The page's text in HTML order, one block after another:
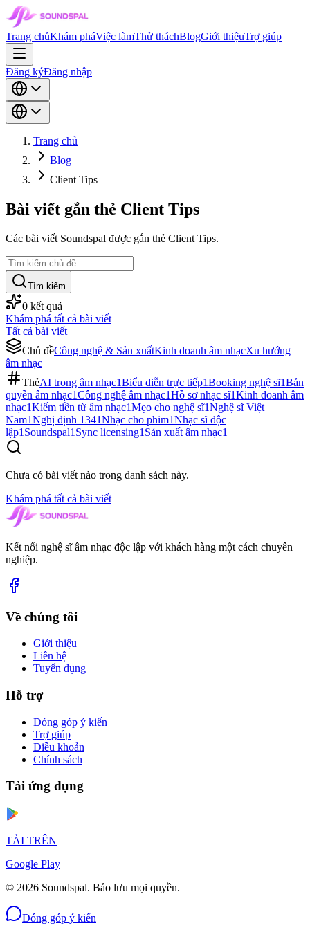
Trang chủKhám pháViệc làmThử tháchBlogGiới thiệuTrợ giúp
Đăng kýĐăng nhập
Trang chủ
Blog
Client Tips
Bài viết gắn thẻ Client Tips
Các bài viết Soundspal được gắn thẻ Client Tips.
Tìm kiếm
0 kết quả
Khám phá tất cả bài viết
Tất cả bài viết
Chủ đềCông nghệ & Sản xuấtKinh doanh âm nhạcXu hướng
âm nhạc
ThẻAI trong âm nhạc1Biểu diễn trực tiếp1Booking nghệ sĩ1Bản
quyền âm nhạc1Công nghệ âm nhạc1Hồ sơ nhạc sĩ1Kinh doanh âm
nhạc1Kiếm tiền từ âm nhạc1Mẹo cho nghệ sĩ1Nghệ sĩ Việt
Nam1Nghị định 1341Nhạc cho phim1Nhạc sĩ độc
lập1 Soundspal1 Sync licensing1 Sản xuất âm nhạc1
Chưa có bài viết nào trong danh sách này.
Khám phá tất cả bài viết
Kết nối nghệ sĩ âm nhạc độc lập với khách hàng một cách chuyên
nghiệp.
Về chúng tôi
Giới thiệu
Liên hệ
Tuyển dụng
Hỗ trợ
Đóng góp ý kiến
Trợ giúp
Điều khoản
Chính sách
Tải ứng dụng
TẢI TRÊN
Google Play
© 2026 Soundspal. Bảo lưu mọi quyền.
Đóng góp ý kiến